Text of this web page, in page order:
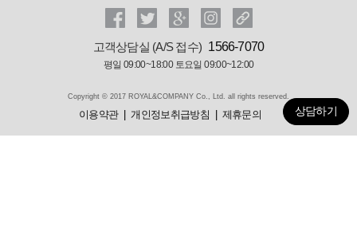
상담하기
고객상담실 (A/S 접수) 1566-7070
평일 09:00~18:00 토요일 09:00~12:00
Copyright © 2017 ROYAL&COMPANY Co., Ltd. all rights reserved.
이용약관 개인정보취급방침 제휴문의